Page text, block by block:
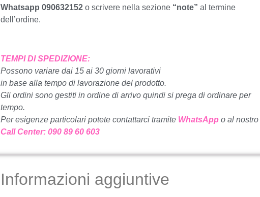
Whatsapp 090632152 o scrivere nella sezione “note” al termine
dell’ordine.
TEMPI DI SPEDIZIONE:
Possono variare dai 15 ai 30 giorni lavorativi
in base alla tempo di lavorazione del prodotto.
Gli ordini sono gestiti in ordine di arrivo quindi si prega di ordinare per
tempo.
Per esigenze particolari potete contattarci tramite WhatsApp o al nostro
Call Center: 090 89 60 603
Informazioni aggiuntive